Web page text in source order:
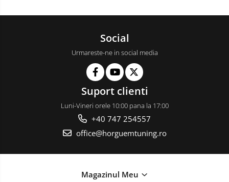
Social
Urmareste-ne in social media
Suport clienti
Luni-Vineri orele 10:00 pana la 17:00
+40 747 254557
office@horguemtuning.ro
Magazinul Meu